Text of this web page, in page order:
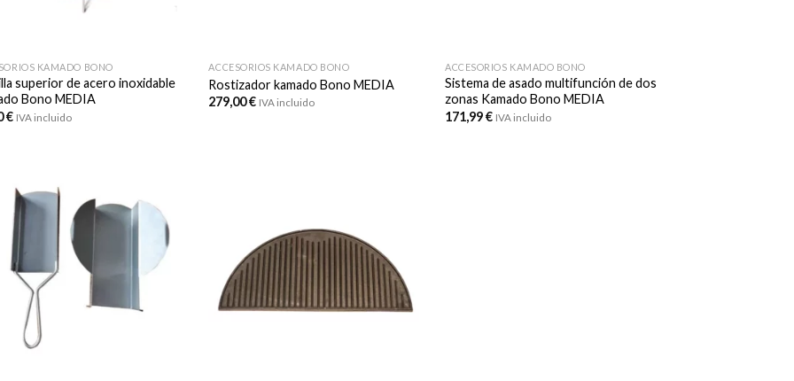
KAMADO BONO
superior de acero inoxidable
Bono MEDIA
€ IVA incluido
ACCESORIOS KAMADO BONO
Rostizador kamado Bono MEDIA
279,00€ IVA incluido
ACCESORIOS KAMADO BONO
Sistema de asado multifunción de dos
zonas Kamado Bono MEDIA
171,99€ IVA incluido